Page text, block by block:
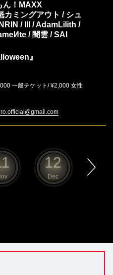
ん！MAXX
カミングアウト / シュ
/ Ill / AdamLilith /
/ 闇雲 / SAI
』
一般チケット/ ¥2,000 女性
12
Dec